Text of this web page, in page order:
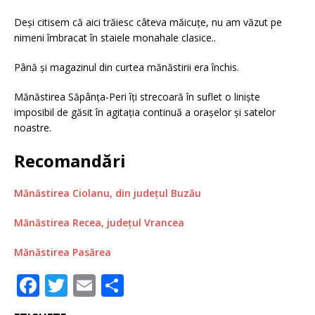
Deși citisem că aici trăiesc câteva măicuțe, nu am văzut pe
nimeni îmbracat în staiele monahale clasice..
Până și magazinul din curtea mănăstirii era închis.
Mănăstirea Săpânța-Peri îți strecoară în suflet o liniște
imposibil de găsit în agitația continuă a orașelor și satelor
noastre.
Recomandări
Mănăstirea Ciolanu, din județul Buzău
Mănăstirea Recea, județul Vrancea
Mănăstirea Pasărea
F
a
T E